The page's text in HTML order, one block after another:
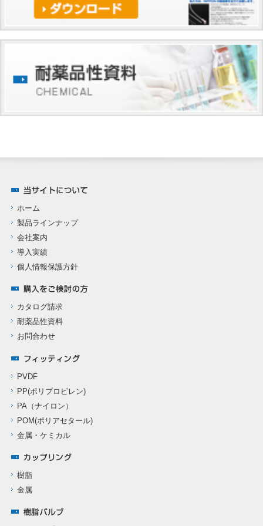
ホーム
製品ラインナップ
会社案内
導入実績
個人情報保護方針
カタログ請求
耐薬品性資料
お問合わせ
PVDF
PP(ポリプロピレン)
PA（ナイロン）
POM(ポリアセタール)
金属・ケミカル
樹脂
金属